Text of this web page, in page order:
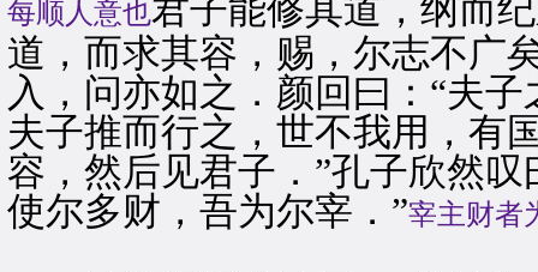
每顺人意也君子能修其道，纲而
道，而求其容，赐，尔志不广
入，问亦如之．颜回曰：“夫
夫子推而行之，世不我用，有
容，然后见君子．”孔子欣然
使尔多财，吾为尔宰．”宰主财者